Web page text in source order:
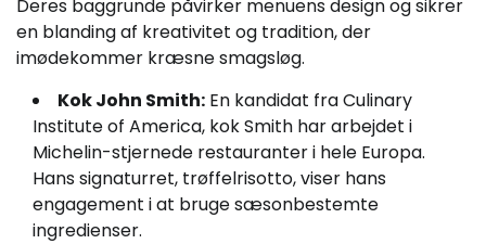
Deres baggrunde påvirker menuens design og sikrer
en blanding af kreativitet og tradition, der
imødekommer kræsne smagsløg.
Kok John Smith: En kandidat fra Culinary
Institute of America, kok Smith har arbejdet i
Michelin-stjernede restauranter i hele Europa.
Hans signaturret, trøffelrisotto, viser hans
engagement i at bruge sæsonbestemte
ingredienser.